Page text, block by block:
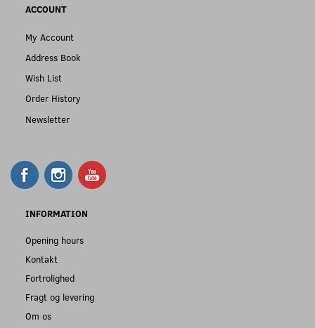
ACCOUNT
My Account
Address Book
Wish List
Order History
Newsletter
INFORMATION
Opening hours
Kontakt
Fortrolighed
Fragt og levering
Om os